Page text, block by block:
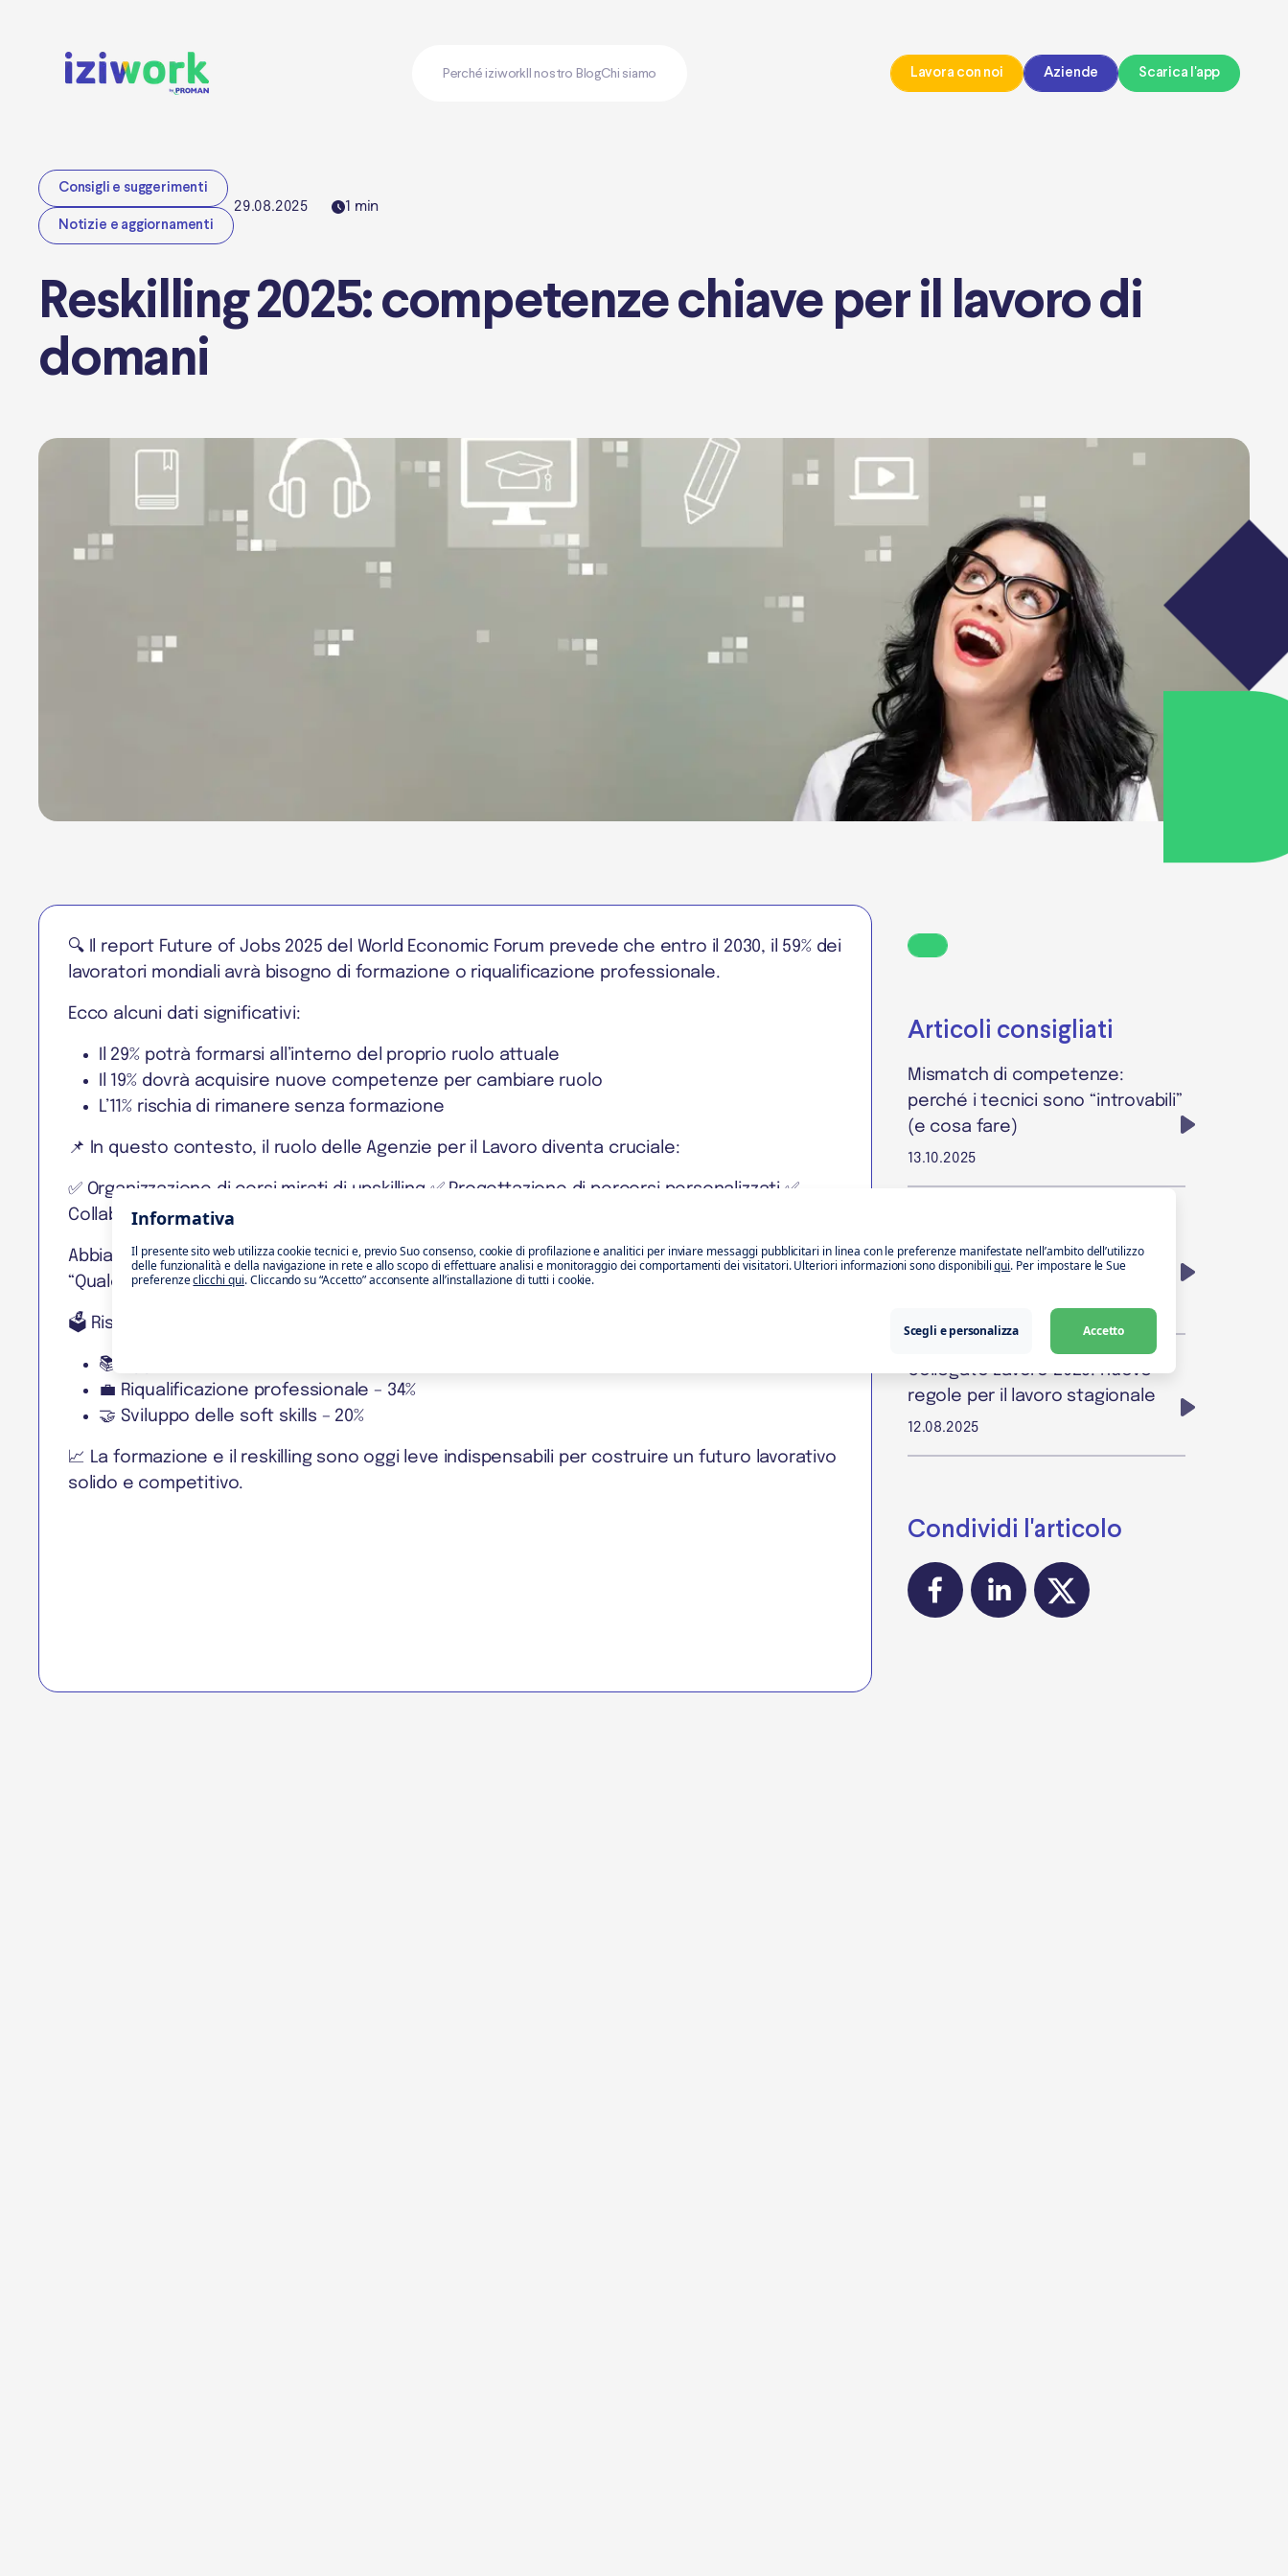
Perché iziwork Il nostro BlogChi siamo Lavora con noi Aziende Scarica l'app
Consigli e suggerimenti
Notizie e aggiornamenti
29.08.2025 1 min
Reskilling 2025: competenze chiave per il lavoro di
domani
🔍 Il report Future of Jobs 2025 del World Economic Forum prevede che entro il 2030, il 59% dei
lavoratori mondiali avrà bisogno di formazione o riqualificazione professionale.
Ecco alcuni dati significativi:
Il 29% potrà formarsi all’interno del proprio ruolo attuale
Il 19% dovrà acquisire nuove competenze per cambiare ruolo
L’11% rischia di rimanere senza formazione
📌 In questo contesto, il ruolo delle Agenzie per il Lavoro diventa cruciale:
✅ Organizzazione di corsi mirati di upskilling ✅ Progettazione di percorsi personalizzati ✅
Collaborazione attiva con le imprese
Abbiamo consultato la nostra community, chiedendo:
“Quale aspetto del reskilling ritieni più urgente?”
🗳 Risposte della community:
📚 Aggiornamento competenze – 46%
💼 Riqualificazione professionale – 34%
🤝 Sviluppo delle soft skills – 20%
📈 La formazione e il reskilling sono oggi leve indispensabili per costruire un futuro lavorativo
solido e competitivo.
Articoli consigliati
Mismatch di competenze:
perché i tecnici sono “introvabili”
(e cosa fare)
13.10.2025
agevolazioni per le imprese del
Mezzogiorno
Collegato Lavoro 2025: nuove
regole per il lavoro stagionale
12.08.2025
Condividi l'articolo
Informativa
Il presente sito web utilizza cookie tecnici e, previo Suo consenso, cookie di profilazione e analitici per inviare messaggi pubblicitari in linea con le preferenze manifestate nell’ambito dell’utilizzo
delle funzionalità e della navigazione in rete e allo scopo di effettuare analisi e monitoraggio dei comportamenti dei visitatori. Ulteriori informazioni sono disponibili qui. Per impostare le Sue
preferenzeclicchi qui. Cliccando su “Accetto” acconsente all’installazione di tutti i cookie.
Scegli e personalizza Accetto